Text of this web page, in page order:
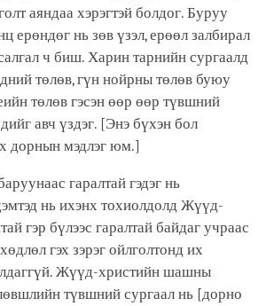
аяндаа хэрэгтэй болдог. Буруу
ерөндөг нь зөв үзэл, ерөөл залбирал
ч биш. Харин тарнийн сургаалд
төлөв, гүн нойрны төлөв буюу
төлөв гэсэн өөр өөр түвшний
авч үздэг. [Энэ бүхэн бол
дорнын мэдлэг юм.]
гаралтай гэдэг нь
нь ихэнх тохиолдолд Жүүд-
гэр бүлээс гаралтай байдаг учраас
хөдлөл гэх зэрэг ойлголтонд их
Жүүд-христийн шашны
түвшний сургаал нь [дорно